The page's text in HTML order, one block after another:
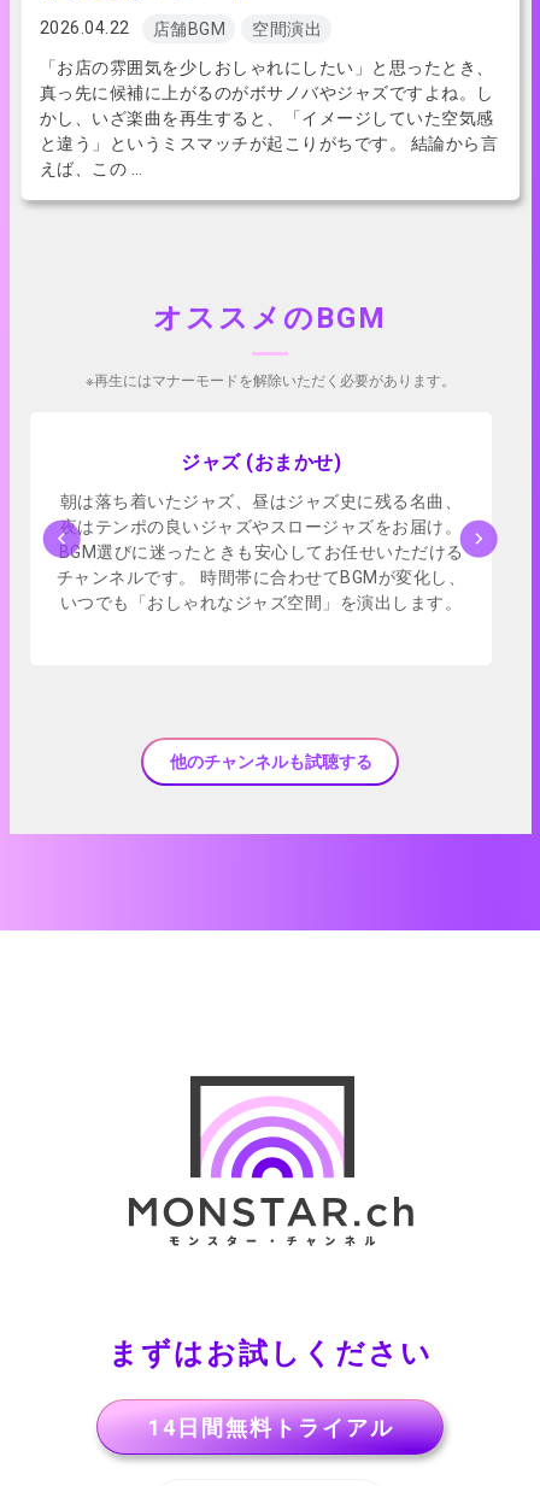
2026.04.22 店舗BGM
空間演出
「お店の雰囲気を少しおしゃれにしたい」と思ったとき、
真っ先に候補に上がるのがボサノバやジャズですよね。し
かし、いざ楽曲を再生すると、「イメージしていた空気感
と違う」というミスマッチが起こりがちです。 結論から言
えば、この …
オススメのBGM
※再生にはマナーモードを解除いただく必要があります。
アプリで試聴
ジャズ (おまかせ)
朝は落ち着いたジャズ、昼はジャズ史に残る名曲、
夜はテンポの良いジャズやスロージャズをお届け。
BGM選びに迷ったときも安心してお任せいただける
チャンネルです。 時間帯に合わせてBGMが変化し、
いつでも「おしゃれなジャズ空間」を演出します。
他のチャンネルも試聴する
まずはお試しください
14日間無料トライアル